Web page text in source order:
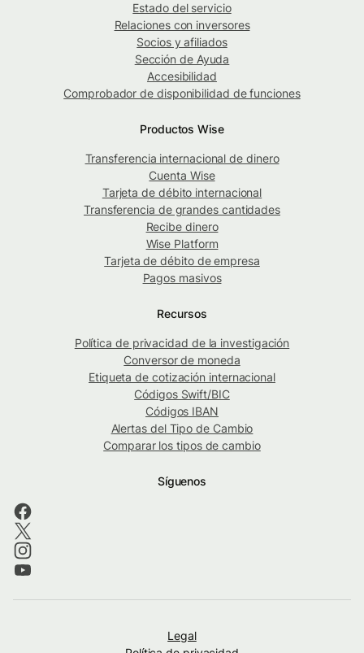
Estado del servicio
Relaciones con inversores
Socios y afiliados
Sección de Ayuda
Accesibilidad
Comprobador de disponibilidad de funciones
Productos Wise
Transferencia internacional de dinero
Cuenta Wise
Tarjeta de débito internacional
Transferencia de grandes cantidades
Recibe dinero
Wise Platform
Tarjeta de débito de empresa
Pagos masivos
Recursos
Política de privacidad de la investigación
Conversor de moneda
Etiqueta de cotización internacional
Códigos Swift/BIC
Códigos IBAN
Alertas del Tipo de Cambio
Comparar los tipos de cambio
Síguenos
Legal